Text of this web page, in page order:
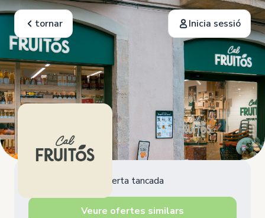
tornar Inicia sessió
Oferta tancada
Veure ofertes similars